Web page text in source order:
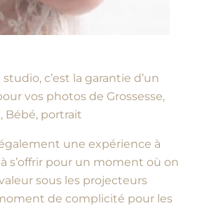
c’est la garantie d’un
vos photos de Grossesse,
Bébé, portrait
une expérience à
s’offrir pour un moment où on
sous les projecteurs
de complicité pour les